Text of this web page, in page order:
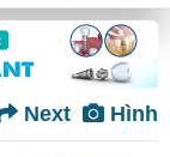
Hình
Next